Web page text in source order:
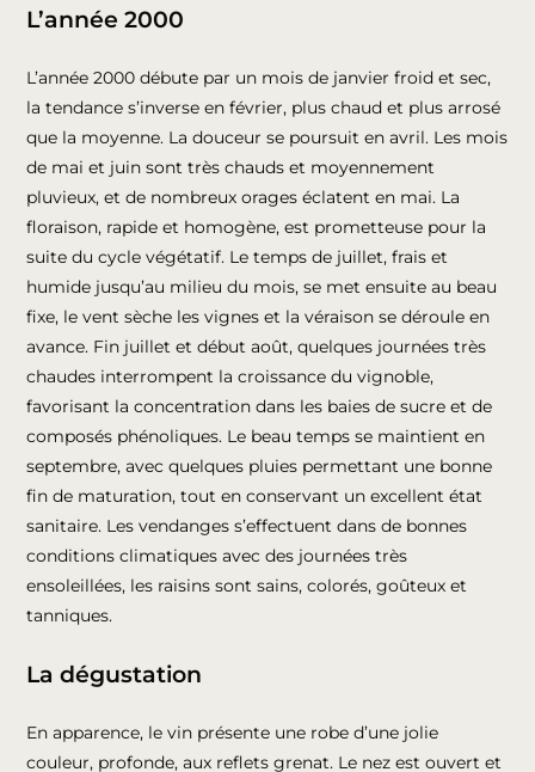
L’année 2000
L’année 2000 débute par un mois de janvier froid et sec,
la tendance s’inverse en février, plus chaud et plus arrosé
que la moyenne. La douceur se poursuit en avril. Les mois
de mai et juin sont très chauds et moyennement
pluvieux, et de nombreux orages éclatent en mai. La
floraison, rapide et homogène, est prometteuse pour la
suite du cycle végétatif. Le temps de juillet, frais et
humide jusqu’au milieu du mois, se met ensuite au beau
fixe, le vent sèche les vignes et la véraison se déroule en
avance. Fin juillet et début août, quelques journées très
chaudes interrompent la croissance du vignoble,
favorisant la concentration dans les baies de sucre et de
composés phénoliques. Le beau temps se maintient en
septembre, avec quelques pluies permettant une bonne
fin de maturation, tout en conservant un excellent état
sanitaire. Les vendanges s’effectuent dans de bonnes
conditions climatiques avec des journées très
ensoleillées, les raisins sont sains, colorés, goûteux et
tanniques.
La dégustation
En apparence, le vin présente une robe d’une jolie
couleur, profonde, aux reflets grenat. Le nez est ouvert et